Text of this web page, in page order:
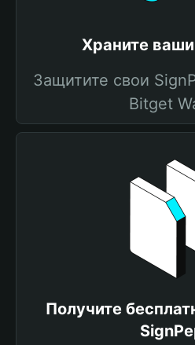
Храните
Защитите свои
Bitget
Получите